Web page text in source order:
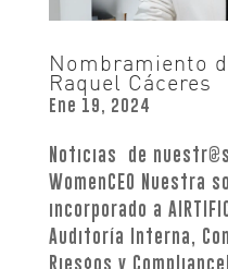
Nombramiento
Raquel Cáceres
Ene 19, 2024
Noticias de
WomenCEO Nuestra
incorporado a
Auditoría Interna,